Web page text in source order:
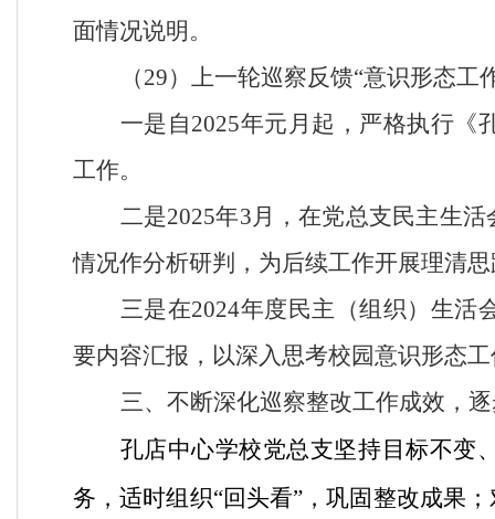
面情况说明。
（29）上一轮巡察反馈“意识形态工
一是自2025年元月起，严格执行《
工作。
二是2025年3月，在党总支民主生
情况作分析研判，为后续工作开展理清
三是在2024年度民主（组织）生活
要内容汇报，以深入思考校园意识形态
三、不断深化巡察整改工作成效，
孔店中心学校党总支坚持目标不变
务，适时组织“回头看”，巩固整改成果